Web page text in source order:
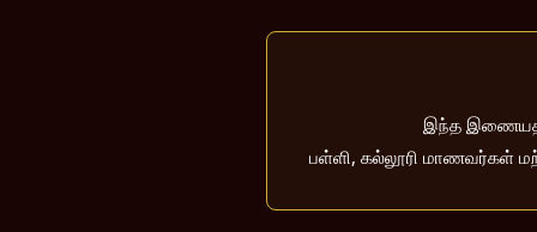
இந்த
பள்ளி, கல்லூரி மாணவர்கள்